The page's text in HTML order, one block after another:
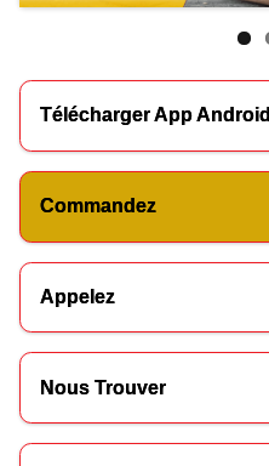
Télécharger App Android
Commandez
Appelez
Nous Trouver